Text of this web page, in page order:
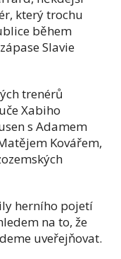
který trochu
během
Slavie
trenérů
Xabiho
s Adamem
Kovářem,
herního pojetí
na to, že
uveřejňovat.